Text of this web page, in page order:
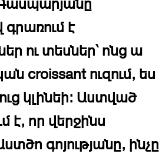
գրառում է
ու տեսներ՝ ոնց ա
croissant ուզում, ես
կլինեի: Աստված
է, որ վերջինս
գոյությանը, ինչը